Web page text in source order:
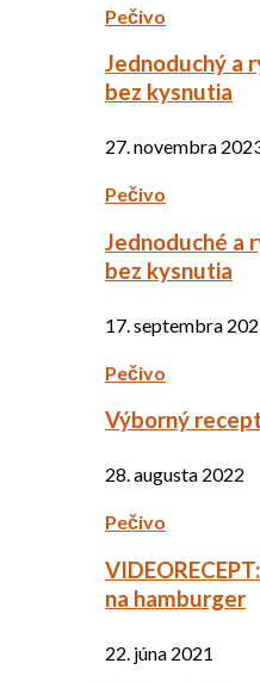
Pečivo
Jednoduchý a
bez kysnutia
27. novembra
Pečivo
Jednoduché a
bez kysnutia
17. septembra
Pečivo
Výborný
28. augusta 2022
Pečivo
na hamburger
22. júna 2021